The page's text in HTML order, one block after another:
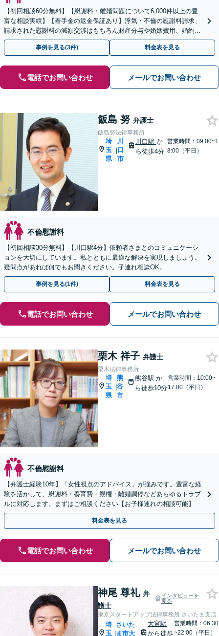
【初回相談60分無料】【慰謝料・離婚問題について6,000件以上の豊
富な相談実績】【着手金の返金保証あり】浮気・不倫の慰謝料請求、
請求された慰謝料の減額交渉はもちろん財産分与や婚姻費用、婚約破
棄など様々な離婚・男女問題の解決実績が豊富です。
事例を見る(3件) 料金表を見る
電話でお問い合わせ メールでお問い合わせ
飯島 努 弁護士
飯島努法律事務所
埼
玉
県
|
川
口
市
川口駅 か
ら徒歩4分
営業時間：09:00~1
8:00（平日）
不倫慰謝料
【初回相談30分無料】【川口駅4分】依頼者さまとのコミュニケーシ
ョンを大切にしています。私とともに最適な解決を実現しましょう。
疑問点があれば何でもお聞きください。子連れ相談OK。
事例を見る(1件) 料金表を見る
電話でお問い合わせ メールでお問い合わせ
栗木 祥子 弁護士
栗木法律事務所
埼
玉
県
|
熊
谷
市
熊谷駅 か
ら徒歩10分
営業時間：10:00~
17:00（平日）
不倫慰謝料
【弁護士経験10年】「女性視点のアドバイス」が強みです。豊富な経
験を活かして、慰謝料・養育費・親権・離婚調停などあらゆるトラブ
ルに対応します。まずはご相談ください【お子様連れの相談可能】
料金表を見る
電話でお問い合わせ メールでお問い合わせ
神尾 尊礼 弁
護士
インタビューを
見る
東京スタートアップ法律事務所 さいたま支店
埼
玉 |
さいた
ま市大
大宮駅
から徒歩
営業時間：06:30
~22:00（平日）